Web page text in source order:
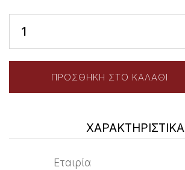
ΧΑΡΑΚΤΗΡΙΣΤΙΚΑ
Εταιρία